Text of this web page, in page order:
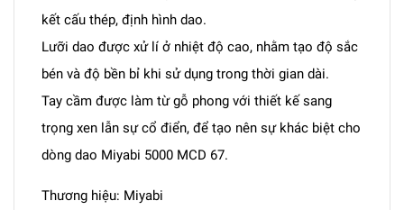
kết cấu thép, định hình dao.
Lưỡi dao được xử lí ở nhiệt độ cao, nhằm tạo độ sắc
bén và độ bền bỉ khi sử dụng trong thời gian dài.
Tay cầm được làm từ gỗ phong với thiết kế sang
trọng xen lẫn sự cổ điển, để tạo nên sự khác biệt cho
dòng dao Miyabi 5000 MCD 67.
Thương hiệu: Miyabi